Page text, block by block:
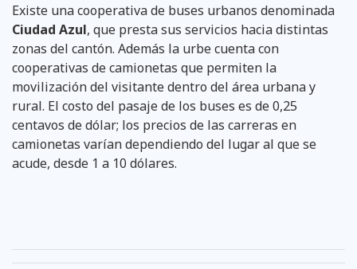
Existe una cooperativa de buses urbanos denominada
Ciudad Azul, que presta sus servicios hacia distintas
zonas del cantón. Además la urbe cuenta con
cooperativas de camionetas que permiten la
movilización del visitante dentro del área urbana y
rural. El costo del pasaje de los buses es de 0,25
centavos de dólar; los precios de las carreras en
camionetas varían dependiendo del lugar al que se
acude, desde 1 a 10 dólares.